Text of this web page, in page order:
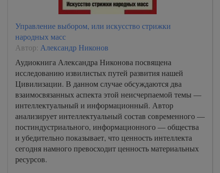
Управление выбором, или искусство стрижки
народных масс
Автор: Александр Никонов
Аудиокнига Александра Никонова посвящена
исследованию извилистых путей развития нашей
Цивилизации. В данном случае обсуждаются два
взаимосвязанных аспекта этой неисчерпаемой темы —
интеллектуальный и информационный. Автор
анализирует интеллектуальный состав современного —
постиндустриального, информационного — общества
и убедительно показывает, что ценность интеллекта
сегодня намного превосходит ценность материальных
ресурсов.